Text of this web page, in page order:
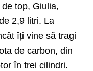
top, Giulia,
2,9 litri. La
îți vine să tragi
de carbon, din
în trei cilindri.